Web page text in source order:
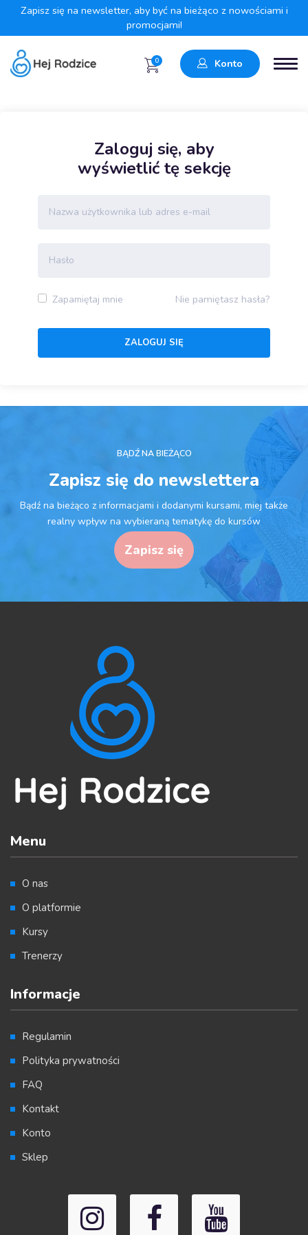
Zapisz się na newsletter, aby być na bieżąco z nowościami i
promocjami!
0 Konto
Zaloguj się, aby
wyświetlić tę sekcję
Zapamiętaj mnie Nie pamiętasz hasła?
BĄDŹ NA BIEŻĄCO
Zapisz się do newslettera
Bądź na bieżąco z informacjami i dodanymi kursami, miej także
realny wpływ na wybieraną tematykę do kursów
Zapisz się
Menu
O nas
O platformie
Kursy
Trenerzy
Informacje
Regulamin
Polityka prywatności
FAQ
Kontakt
Konto
Sklep